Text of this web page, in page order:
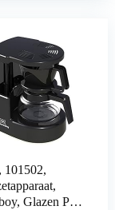
101502,
Glazen Pot